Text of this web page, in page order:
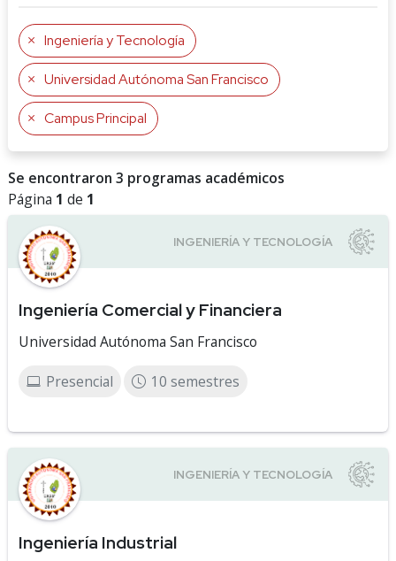
Ingeniería y Tecnología
Universidad Autónoma San Francisco
Campus Principal
Se encontraron 3 programas académicos
Página 1 de 1
Ingeniería Comercial y Financiera
Universidad Autónoma San Francisco
Presencial 10 semestres
Ingeniería Industrial